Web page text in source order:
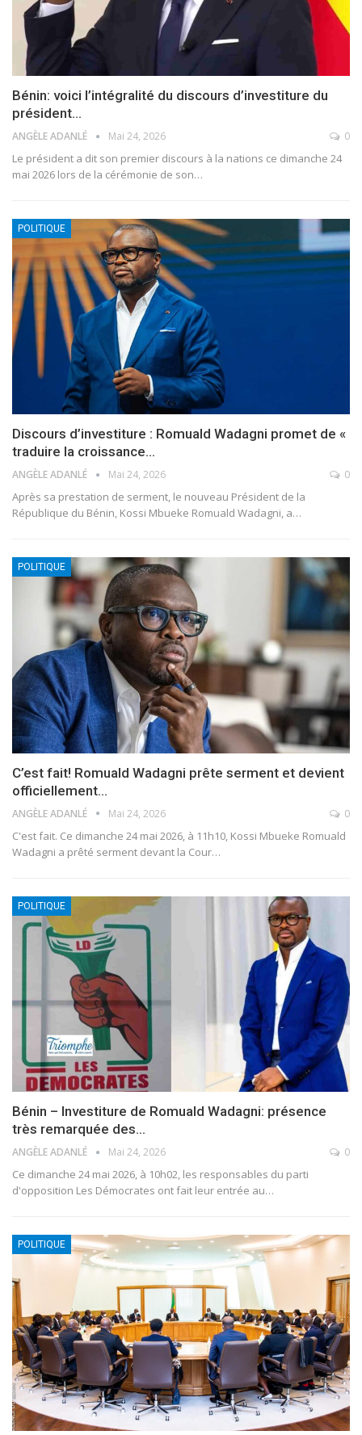
Bénin: voici l’intégralité du discours d’investiture du
président…
ANGÈLE ADANLÉ Mai 24, 2026 0
Le président a dit son premier discours à la nations ce dimanche 24
mai 2026 lors de la cérémonie de son…
POLITIQUE
Discours d’investiture : Romuald Wadagni promet de «
traduire la croissance…
ANGÈLE ADANLÉ Mai 24, 2026 0
Après sa prestation de serment, le nouveau Président de la
République du Bénin, Kossi Mbueke Romuald Wadagni, a…
POLITIQUE
C’est fait! Romuald Wadagni prête serment et devient
officiellement…
ANGÈLE ADANLÉ Mai 24, 2026 0
C'est fait. Ce dimanche 24 mai 2026, à 11h10, Kossi Mbueke Romuald
Wadagni a prêté serment devant la Cour…
POLITIQUE
Bénin – Investiture de Romuald Wadagni: présence
très remarquée des…
ANGÈLE ADANLÉ Mai 24, 2026 0
Ce dimanche 24 mai 2026, à 10h02, les responsables du parti
d'opposition Les Démocrates ont fait leur entrée au…
POLITIQUE